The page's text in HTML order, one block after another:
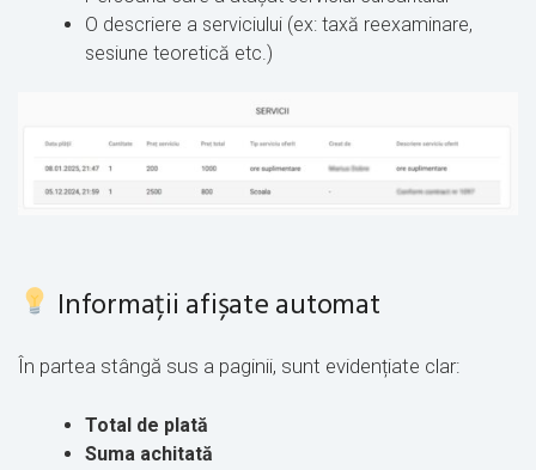
O descriere a serviciului (ex: taxă reexaminare,
sesiune teoretică etc.)
Informații afișate automat
În partea stângă sus a paginii, sunt evidențiate clar:
Total de plată
Suma achitată